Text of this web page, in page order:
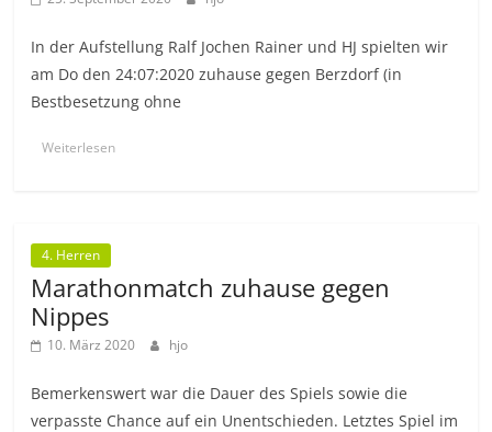
In der Aufstellung Ralf Jochen Rainer und HJ spielten wir
am Do den 24:07:2020 zuhause gegen Berzdorf (in
Bestbesetzung ohne
Weiterlesen
4. Herren
Marathonmatch zuhause gegen
Nippes
10. März 2020 hjo
Bemerkenswert war die Dauer des Spiels sowie die
verpasste Chance auf ein Unentschieden. Letztes Spiel im